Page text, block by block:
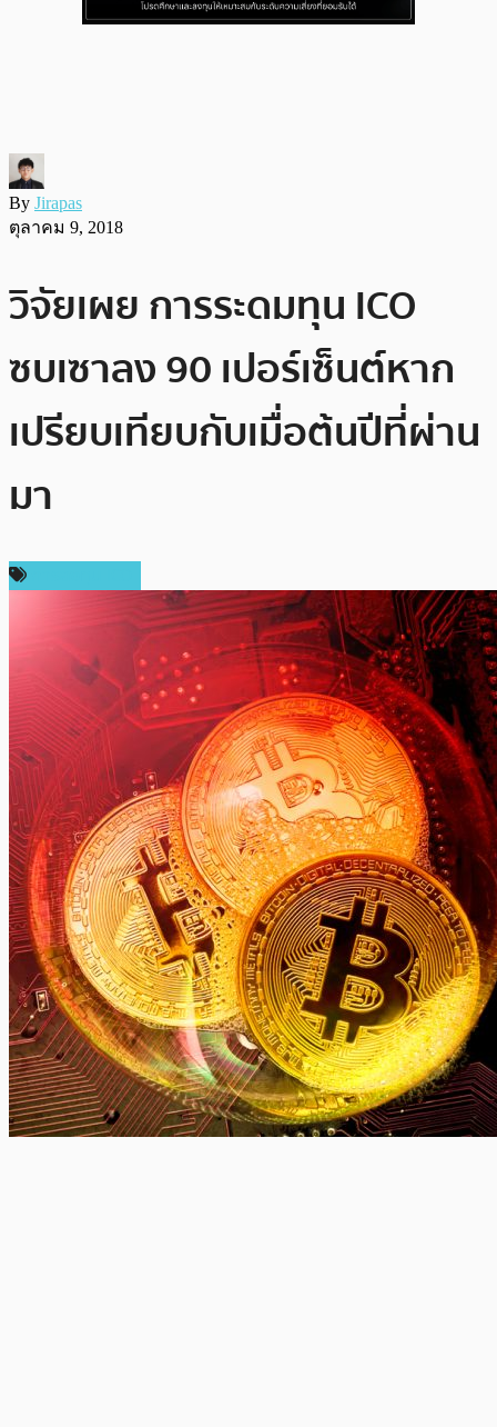
By Jirapas
ตุลาคม 9, 2018
วิจัยเผย การระดมทุน ICO
ซบเซาลง 90 เปอร์เซ็นต์หาก
เปรียบเทียบกับเมื่อต้นปีที่ผ่าน
มา